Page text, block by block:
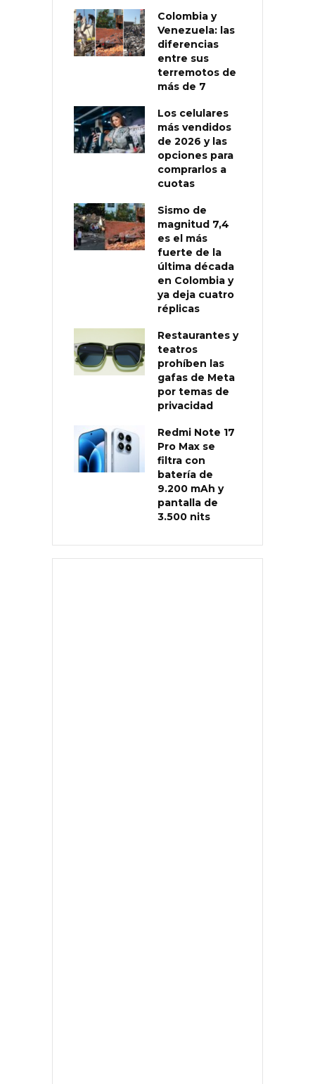
Colombia y
Venezuela: las
diferencias
entre sus
terremotos de
más de 7
Los celulares
más vendidos
de 2026 y las
opciones para
comprarlos a
cuotas
Sismo de
magnitud 7,4
es el más
fuerte de la
última década
en Colombia y
ya deja cuatro
réplicas
Restaurantes y
teatros
prohíben las
gafas de Meta
por temas de
privacidad
Redmi Note 17
Pro Max se
filtra con
batería de
9.200 mAh y
pantalla de
3.500 nits